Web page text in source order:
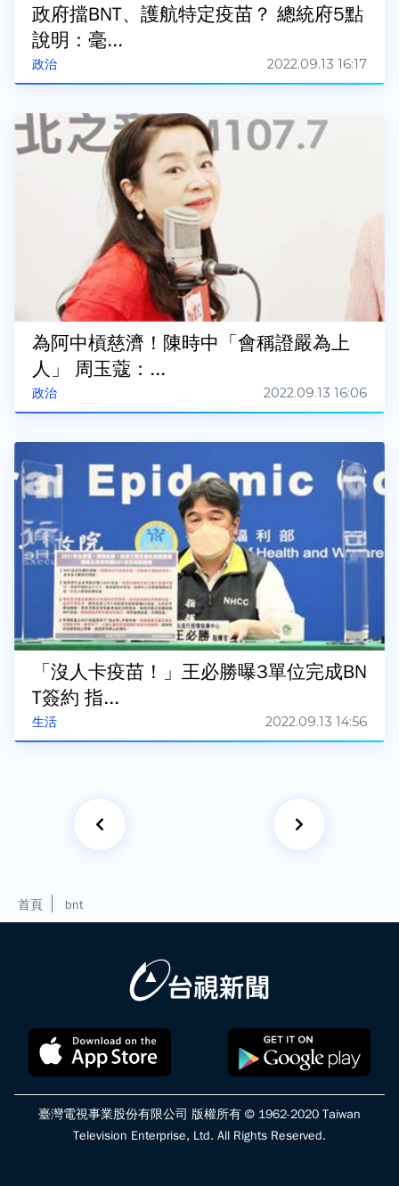
政治
政府擋BNT、護航特定疫苗？ 總統府5點
說明：毫...
2022.09.13 16:17
政治
為阿中槓慈濟！陳時中「會稱證嚴為上
人」 周玉蔻：...
2022.09.13 16:06
生活
「沒人卡疫苗！」王必勝曝3單位完成BN
T簽約 指...
2022.09.13 14:56
首頁 bnt
臺灣電視事業股份有限公司 版權所有 © 1962-2020 Taiwan
Television Enterprise, Ltd. All Rights Reserved.